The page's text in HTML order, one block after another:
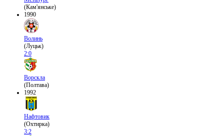
(Кам'янське)
1990
Волинь
(Луцьк)
2:0
Ворскла
(Полтава)
1992
Нафтовик
(Охтирка)
3:2